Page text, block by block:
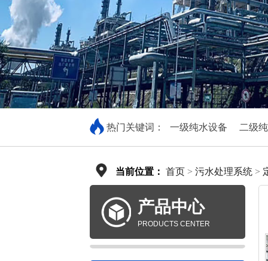
热门关键词： 一级纯水设备 二级
当前位置： 首页 > 污水处理系统 >
产品中心
PRODUCTS CENTER